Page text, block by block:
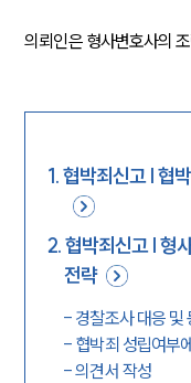
의뢰인은 형사변호사의
1.협박죄신고 | 협
2.협박죄신고 | 형
전략
- 경찰조사 대응 및
- 협박죄 성립여부
-의견서 작성